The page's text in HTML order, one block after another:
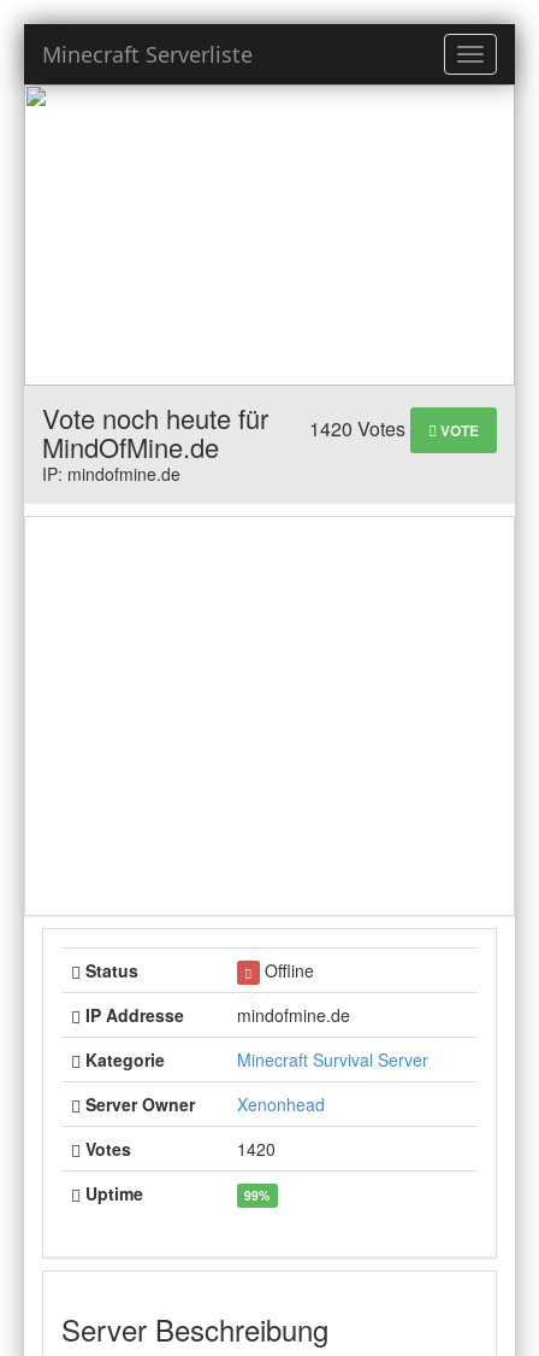
Toggle
Minecraft Serverliste
1420 Votes VOTE
Vote noch heute für
MindOfMine.de
IP: mindofmine.de
Status
Offline
IP Addresse
mindofmine.de
Kategorie
Minecraft Survival Server
Server Owner
Xenonhead
Votes
1420
Uptime
99%
Server Beschreibung